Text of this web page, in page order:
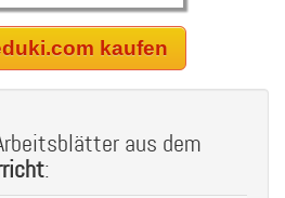
kaufen
aus dem
: